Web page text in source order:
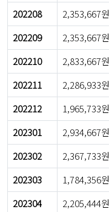
202208
2,353,667원
202209
2,353,667원
202210
2,833,667원
202211
2,286,933원
202212
1,965,733원
202301
2,934,667원
202302
2,367,733원
202303
1,784,356원
202304
2,205,444원